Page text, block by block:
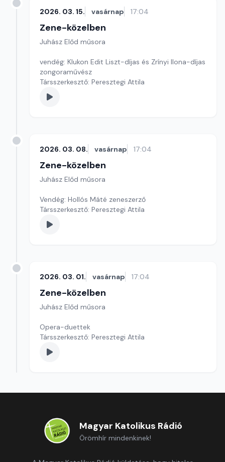
2026. 03. 15. vasárnap 17:04
Zene-közelben
Juhász Előd műsora
vendég: Klukon Edit Liszt-díjas és Zrínyi Ilona-díjas
zongoraművész
Társszerkesztő: Peresztegi Attila
2026. 03. 08. vasárnap 17:04
Zene-közelben
Juhász Előd műsora
Vendég: Hollós Máté zeneszerző
Társszerkesztő: Peresztegi Attila
2026. 03. 01. vasárnap 17:04
Zene-közelben
Juhász Előd műsora
Opera-duettek
Társszerkesztő: Peresztegi Attila
Magyar Katolikus Rádió
Örömhír mindenkinek!